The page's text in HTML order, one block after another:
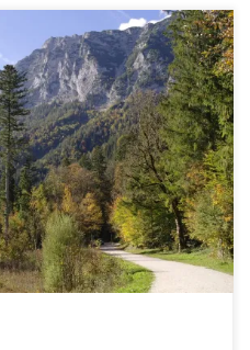
mit dem WordPress Plugin
Wetter-Seite komplett
(Hersteller meiner
aktualisiert. Diese
des WP-Plugins
oder umgesetzt.
keinen Zugang mehr zu